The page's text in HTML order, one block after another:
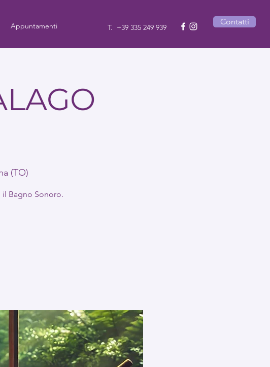
Appuntamenti T. +39 335 249 939
Contatti
(TO)
Bagno Sonoro.